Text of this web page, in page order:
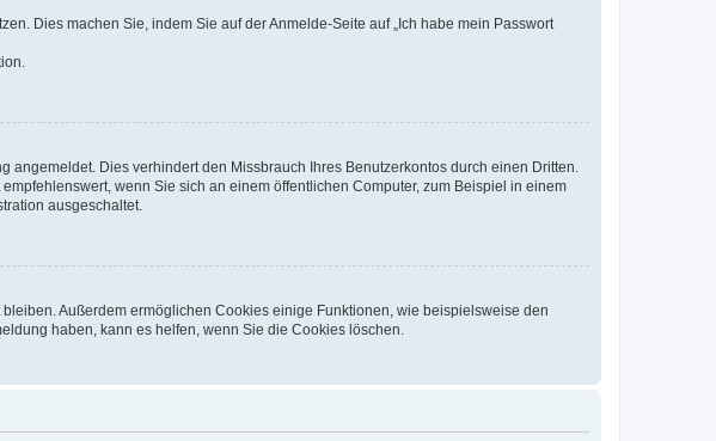
Dies machen Sie, indem Sie auf der Anmelde-Seite auf „Ich habe mein Passwort
angemeldet. Dies verhindert den Missbrauch Ihres Benutzerkontos durch einen Dritten.
wenn Sie sich an einem öffentlichen Computer, zum Beispiel in einem
ausgeschaltet.
Außerdem ermöglichen Cookies einige Funktionen, wie beispielsweise den
haben, kann es helfen, wenn Sie die Cookies löschen.